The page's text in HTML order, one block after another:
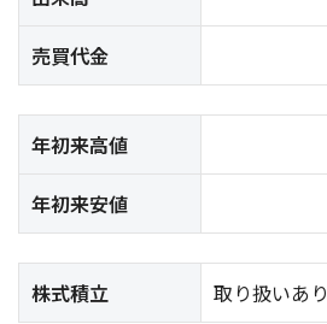
売買代金
年初来高値
年初来安値
株式積立 取り扱いあり